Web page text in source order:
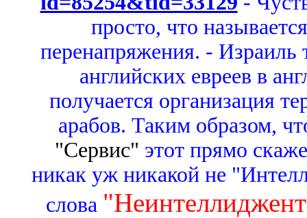
просто, что
перенапряжения. - Израиль
английских евреев в
получается организация
арабов. Таким образом,
"Сервис" этот прямо
никак уж никакой не
слова